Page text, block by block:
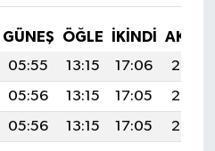
GÜNEŞ ÖĞLE İKINDI
05:55 13:15 17:06
20:26
05:56 13:15 17:05
20:25
05:56 13:15 17:05
20:24